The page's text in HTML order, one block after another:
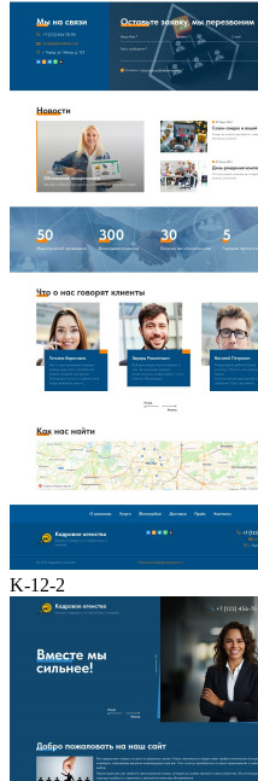
K-12-2